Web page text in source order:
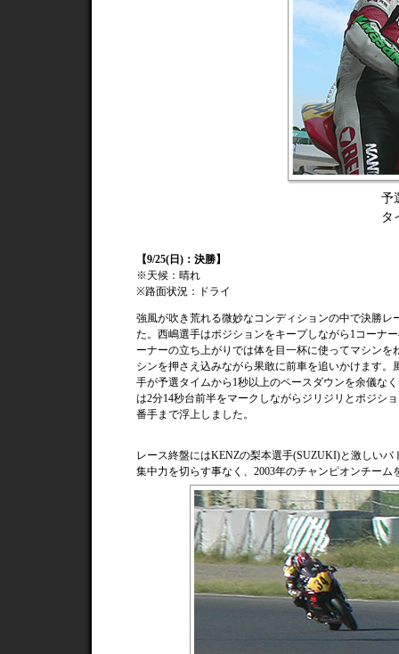
予
タ
【9/25(日)：決勝】
※天候：晴れ
※路面状況：ドライ
強風が吹き荒れる微妙なコンディションの中で決勝レ
た。西嶋選手はポジションをキープしながら1コーナ
ーナーの立ち上がりでは体を目一杯に使ってマシンを
シンを押さえ込みながら果敢に前車を追いかけます。
手が予選タイムから1秒以上のペースダウンを余儀な
は2分14秒台前半をマークしながらジリジリとポジシ
番手まで浮上しました。
レース終盤にはKENZの梨本選手(SUZUKI)と激しい
集中力を切らす事なく、2003年のチャンピオンチー